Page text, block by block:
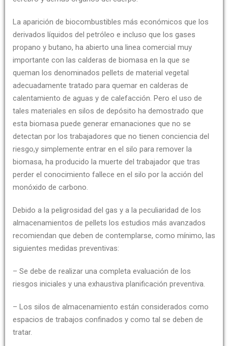
La aparición de biocombustibles más económicos que los
derivados líquidos del petróleo e incluso que los gases
propano y butano, ha abierto una linea comercial muy
importante con las calderas de biomasa en la que se
queman los denominados pellets de material vegetal
adecuadamente tratado para quemar en calderas de
calentamiento de aguas y de calefacción. Pero el uso de
tales materiales en silos de depósito ha demostrado que
esta biomasa puede generar emanaciones que no se
detectan por los trabajadores que no tienen conciencia del
riesgo,y simplemente entrar en el silo para remover la
biomasa, ha producido la muerte del trabajador que tras
perder el conocimiento fallece en el silo por la acción del
monóxido de carbono.
Debido a la peligrosidad del gas y a la peculiaridad de los
almacenamientos de pellets los estudios más avanzados
recomiendan que deben de contemplarse, como mínimo, las
siguientes medidas preventivas:
– Se debe de realizar una completa evaluación de los
riesgos iniciales y una exhaustiva planificación preventiva.
– Los silos de almacenamiento están considerados como
espacios de trabajos confinados y como tal se deben de
tratar.